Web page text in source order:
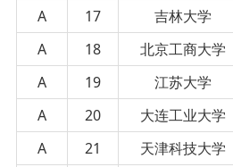
A
17 吉林大学
A
18 北京工商大学
A
19 江苏大学
A
20 大连工业大学
A
21 天津科技大学